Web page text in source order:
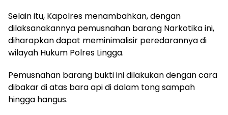
Selain itu, Kapolres menambahkan, dengan
dilaksanakannya pemusnahan barang Narkotika ini,
diharapkan dapat meminimalisir peredarannya di
wilayah Hukum Polres Lingga.
Pemusnahan barang bukti ini dilakukan dengan cara
dibakar di atas bara api di dalam tong sampah
hingga hangus.